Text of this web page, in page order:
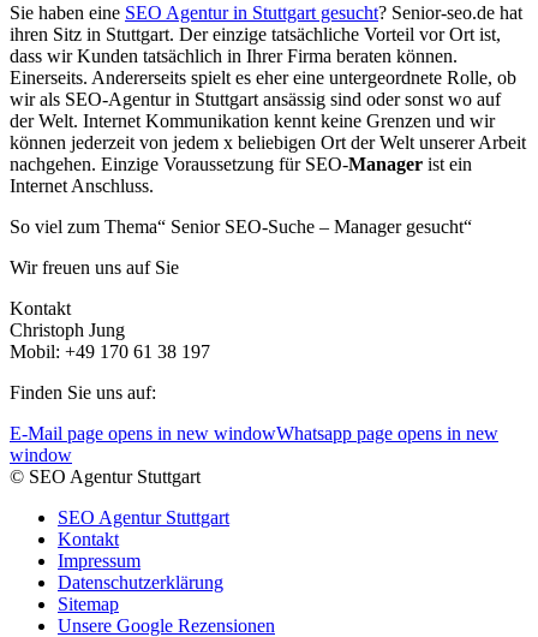
Sie haben eine SEO Agentur in Stuttgart gesucht? Senior-seo.de hat
ihren Sitz in Stuttgart. Der einzige tatsächliche Vorteil vor Ort ist,
dass wir Kunden tatsächlich in Ihrer Firma beraten können.
Einerseits. Andererseits spielt es eher eine untergeordnete Rolle, ob
wir als SEO-Agentur in Stuttgart ansässig sind oder sonst wo auf
der Welt. Internet Kommunikation kennt keine Grenzen und wir
können jederzeit von jedem x beliebigen Ort der Welt unserer Arbeit
nachgehen. Einzige Voraussetzung für SEO-Manager ist ein
Internet Anschluss.
So viel zum Thema“ Senior SEO-Suche – Manager gesucht“
Wir freuen uns auf Sie
Kontakt
Christoph Jung
Mobil: +49 170 61 38 197
Finden Sie uns auf:
E-Mail page opens in new windowWhatsapp page opens in new
window
© SEO Agentur Stuttgart
SEO Agentur Stuttgart
Kontakt
Impressum
Datenschutzerklärung
Sitemap
Unsere Google Rezensionen